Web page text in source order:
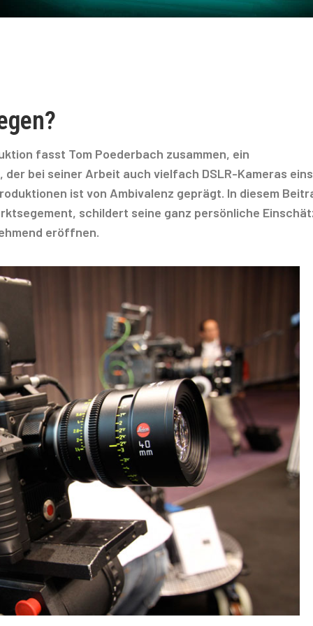
fasst Tom Poederbach zusammen, ein
bei seiner Arbeit auch vielfach DSLR-Kameras
ist von Ambivalenz geprägt. In diesem
schildert seine ganz persönliche
eröffnen.